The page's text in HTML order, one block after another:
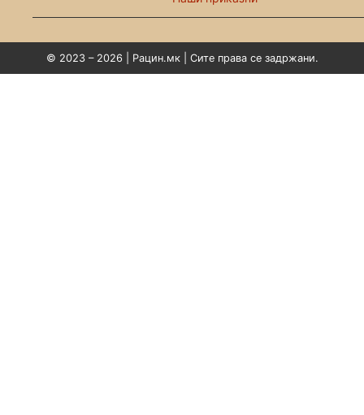
© 2023 – 2026 | Рацин.мк | Сите права се задржани.